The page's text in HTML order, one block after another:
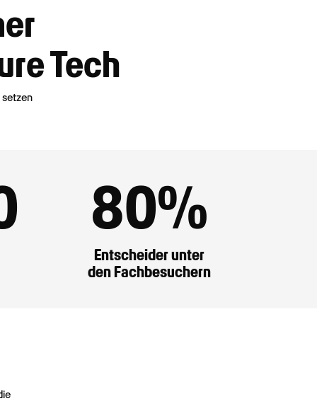
Tech
setzen
80%
Entscheider unter
den Fachbesuchern